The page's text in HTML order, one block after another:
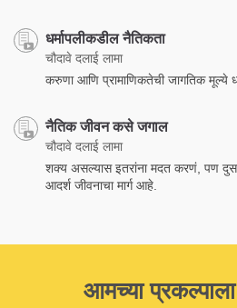
धर्मापलीकडील नैतिकता
चौदावे दलाई लामा
करुणा आणि प्रामाणिकतेची जागतिक मूल्ये
नैतिक जीवन कसे जगाल
चौदावे दलाई लामा
शक्य असल्यास इतरांना मदत करणं, पण
आदर्श जीवनाचा मार्ग आहे.
आमच्या